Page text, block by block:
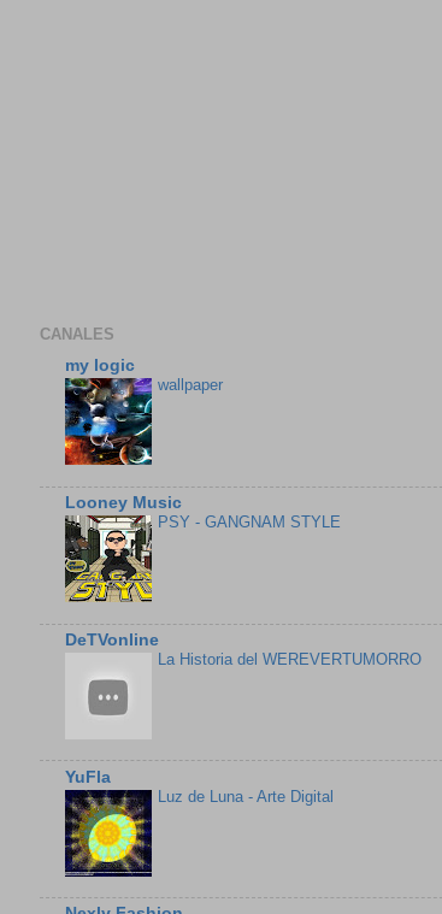
CANALES
my logic
wallpaper
Looney Music
PSY - GANGNAM STYLE
DeTVonline
La Historia del WEREVERTUMORRO
YuFla
Luz de Luna - Arte Digital